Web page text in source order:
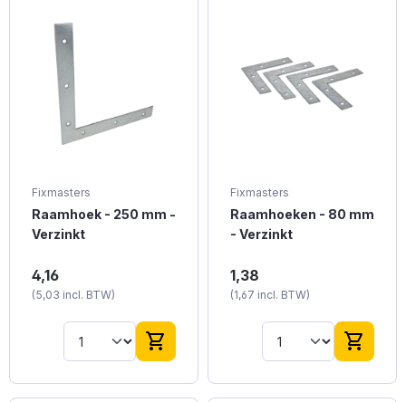
Fixmasters
Raamhoek - 250 mm -
Verzinkt
Verzinkte raamhoek
van 250 mm voor
zware
raamconstructies.
4,16
(5,03 incl. BTW)
shopping_cart
Fixmasters
Raamhoeken - 80 mm
- Verzinkt
Verzinkte raamhoeken
van 80 mm voor
veelzijdig gebruik.
1,38
(1,67 incl. BTW)
shopping_cart